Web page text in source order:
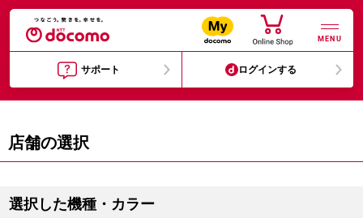
MENU
サポート ログインする
店舗の選択
選択した機種・カラー